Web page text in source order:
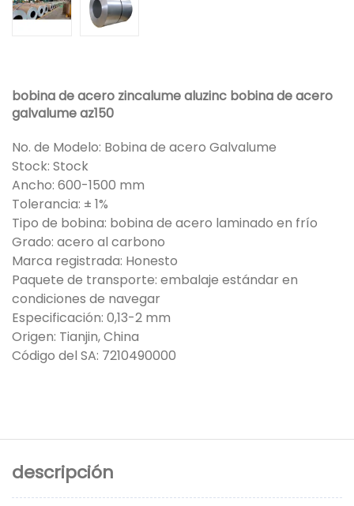
bobina de acero zincalume aluzinc bobina de acero
galvalume az150
No. de Modelo: Bobina de acero Galvalume
Stock: Stock
Ancho: 600-1500 mm
Tolerancia: ± 1%
Tipo de bobina: bobina de acero laminado en frío
Grado: acero al carbono
Marca registrada: Honesto
Paquete de transporte: embalaje estándar en
condiciones de navegar
Especificación: 0,13-2 mm
Origen: Tianjin, China
Código del SA: 7210490000
descripción